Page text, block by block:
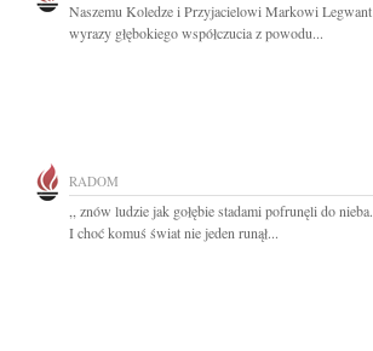
Naszemu Koledze i Przyjacielowi Markowi Legwant
wyrazy głębokiego współczucia z powodu...
RADOM
,, znów ludzie jak gołębie stadami pofrunęli do nieba.
I choć komuś świat nie jeden runął...